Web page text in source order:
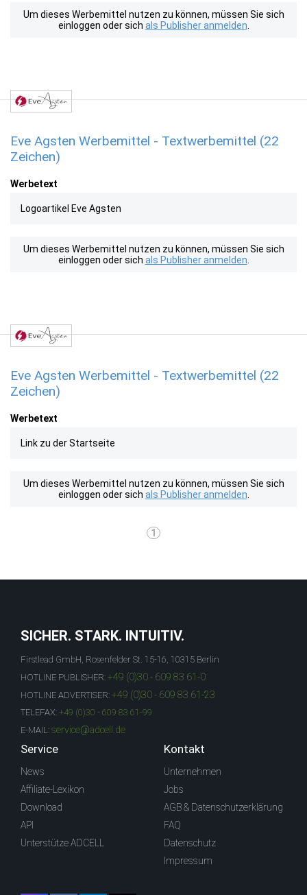
Um dieses Werbemittel nutzen zu können, müssen Sie sich
einloggen oder sich als Publisher anmelden
Eve Agsten Werbemittel - Textwerbemittel (22
Zeichen)
Werbetext
Logoartikel Eve Agsten
Um dieses Werbemittel nutzen zu können, müssen Sie sich
einloggen oder sich als Publisher anmelden
Eve Agsten Werbemittel - Textwerbemittel (22
Zeichen)
Werbetext
Link zu der Startseite
Um dieses Werbemittel nutzen zu können, müssen Sie sich
einloggen oder sich als Publisher anmelden
1
SICHER. STARK. INTUITIV.
Firstlead GmbH, Rosenfelder St. 15-16, 10315 Berlin
HOTLINE PUBLISHER: +49 (0)30 - 609 83 61-0
HOTLINE ADVERTISER: +49 (0)30 - 609 83 61-23
TELEFAX: +49 (0)30 - 609 83 61-99
E-MAIL: service@adcell.de
Service
News
Affiliate-Lexikon
Download
API
Unterstütze ADCELL
Kontakt
Unternehmen
Jobs
AGB & Datenschutzerklärung
FAQ
Datenschutz
Impressum